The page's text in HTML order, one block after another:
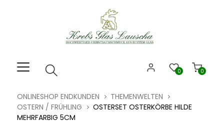
Barrierefreiheitsmenü
0
0
ONLINESHOP ENDKUNDEN
THEMENWELTEN
OSTERN / FRÜHLING
OSTERSET OSTERKÖRBE HILDE
MEHRFARBIG 5CM